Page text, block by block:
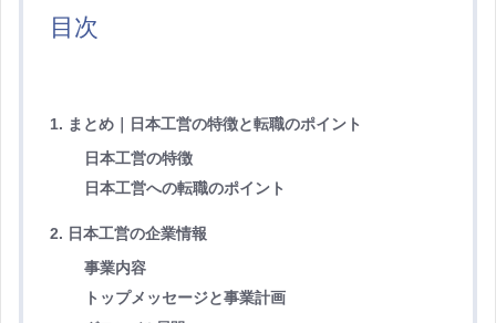
目次
1. まとめ｜日本工営の特徴と転職のポイント
日本工営の特徴
日本工営への転職のポイント
2. 日本工営の企業情報
事業内容
トップメッセージと事業計画